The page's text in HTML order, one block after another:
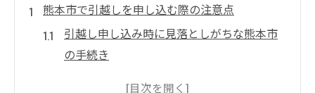
熊本市で引越しを申し込む際の注意点
引越し申し込み時に見落としがちな熊本市
の手続き
熊本市で失敗しない引越し業者選びのポイ